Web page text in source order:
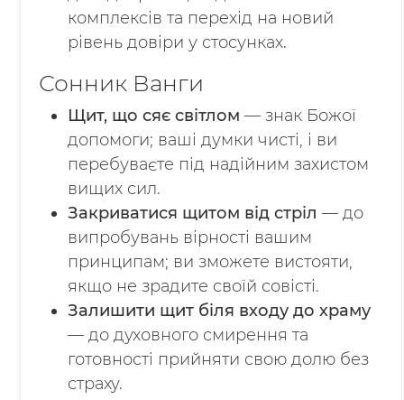
комплексів та перехід на новий
рівень довіри у стосунках.
Сонник Ванги
Щит, що сяє світлом — знак Божої
допомоги; ваші думки чисті, і ви
перебуваєте під надійним захистом
вищих сил.
Закриватися щитом від стріл — до
випробувань вірності вашим
принципам; ви зможете вистояти,
якщо не зрадите своїй совісті.
Залишити щит біля входу до храму
— до духовного смирення та
готовності прийняти свою долю без
страху.